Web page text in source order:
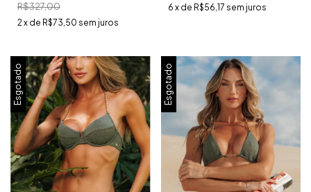
R$327,00
2x de R$73,50 sem juros
6 x de R$56,17 sem juros
Esgotado Esgotado